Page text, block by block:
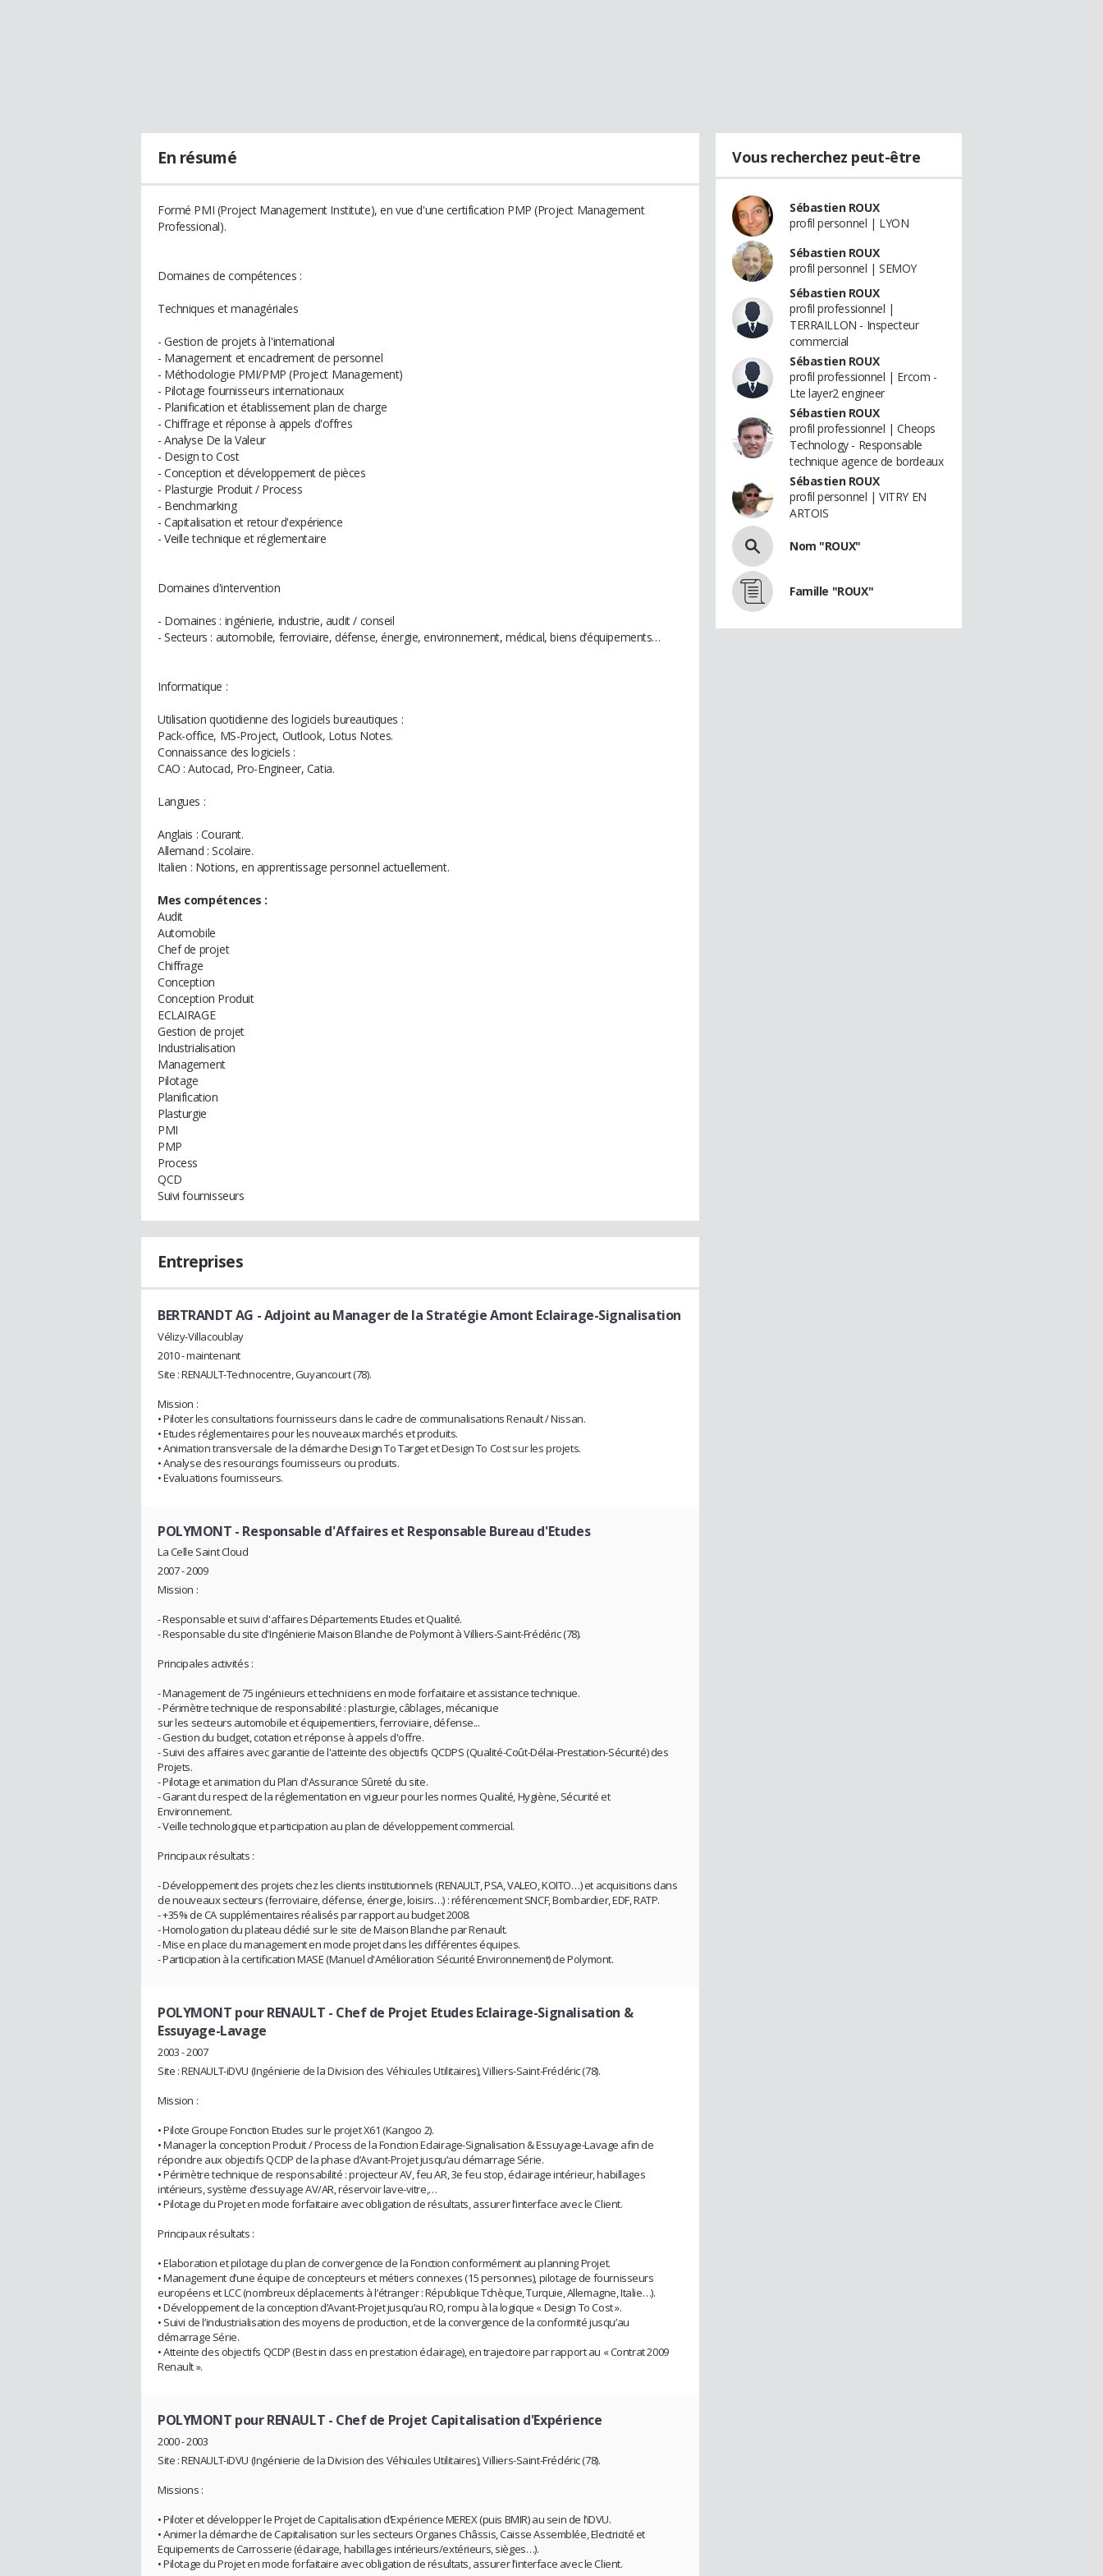
En résumé
Formé PMI (Project Management Institute), en vue d'une certification PMP (Project Management
Professional).
Domaines de compétences :
Techniques et managériales
- Gestion de projets à l'international
- Management et encadrement de personnel
- Méthodologie PMI/PMP (Project Management)
- Pilotage fournisseurs internationaux
- Planification et établissement plan de charge
- Chiffrage et réponse à appels d'offres
- Analyse De la Valeur
- Design to Cost
- Conception et développement de pièces
- Plasturgie Produit / Process
- Benchmarking
- Capitalisation et retour d'expérience
- Veille technique et réglementaire
Domaines d'intervention
- Domaines : ingénierie, industrie, audit / conseil
- Secteurs : automobile, ferroviaire, défense, énergie, environnement, médical, biens d’équipements…
Informatique :
Utilisation quotidienne des logiciels bureautiques :
Pack-office, MS-Project, Outlook, Lotus Notes.
Connaissance des logiciels :
CAO : Autocad, Pro-Engineer, Catia.
Langues :
Anglais : Courant.
Allemand : Scolaire.
Italien : Notions, en apprentissage personnel actuellement.
Mes compétences :
Audit
Automobile
Chef de projet
Chiffrage
Conception
Conception Produit
ECLAIRAGE
Gestion de projet
Industrialisation
Management
Pilotage
Planification
Plasturgie
PMI
PMP
Process
QCD
Suivi fournisseurs
Entreprises
BERTRANDT AG - Adjoint au Manager de la Stratégie Amont Eclairage-Signalisation
Vélizy-Villacoublay
2010 - maintenant
Site : RENAULT-Technocentre, Guyancourt (78).
Mission :
• Piloter les consultations fournisseurs dans le cadre de communalisations Renault / Nissan.
• Etudes réglementaires pour les nouveaux marchés et produits.
• Animation transversale de la démarche Design To Target et Design To Cost sur les projets.
• Analyse des resourcings fournisseurs ou produits.
• Evaluations fournisseurs.
POLYMONT - Responsable d'Affaires et Responsable Bureau d'Etudes
La Celle Saint Cloud
2007 - 2009
Mission :
- Responsable et suivi d'affaires Départements Etudes et Qualité.
- Responsable du site d'Ingénierie Maison Blanche de Polymont à Villiers-Saint-Frédéric (78).
Principales activités :
- Management de 75 ingénieurs et techniciens en mode forfaitaire et assistance technique.
- Périmètre technique de responsabilité : plasturgie, câblages, mécanique
sur les secteurs automobile et équipementiers, ferroviaire, défense...
- Gestion du budget, cotation et réponse à appels d'offre.
- Suivi des affaires avec garantie de l'atteinte des objectifs QCDPS (Qualité-Coût-Délai-Prestation-Sécurité) des
Projets.
- Pilotage et animation du Plan d'Assurance Sûreté du site.
- Garant du respect de la réglementation en vigueur pour les normes Qualité, Hygiène, Sécurité et
Environnement.
- Veille technologique et participation au plan de développement commercial.
Principaux résultats :
- Développement des projets chez les clients institutionnels (RENAULT, PSA, VALEO, KOITO…) et acquisitions dans
de nouveaux secteurs (ferroviaire, défense, énergie, loisirs…) : référencement SNCF, Bombardier, EDF, RATP.
- +35% de CA supplémentaires réalisés par rapport au budget 2008.
- Homologation du plateau dédié sur le site de Maison Blanche par Renault.
- Mise en place du management en mode projet dans les différentes équipes.
- Participation à la certification MASE (Manuel d'Amélioration Sécurité Environnement) de Polymont.
POLYMONT pour RENAULT - Chef de Projet Etudes Eclairage-Signalisation &
Essuyage-Lavage
2003 - 2007
Site : RENAULT-iDVU (Ingénierie de la Division des Véhicules Utilitaires), Villiers-Saint-Frédéric (78).
Mission :
• Pilote Groupe Fonction Etudes sur le projet X61 (Kangoo 2).
• Manager la conception Produit / Process de la Fonction Eclairage-Signalisation & Essuyage-Lavage afin de
répondre aux objectifs QCDP de la phase d’Avant-Projet jusqu’au démarrage Série.
• Périmètre technique de responsabilité : projecteur AV, feu AR, 3e feu stop, éclairage intérieur, habillages
intérieurs, système d’essuyage AV/AR, réservoir lave-vitre,…
• Pilotage du Projet en mode forfaitaire avec obligation de résultats, assurer l’interface avec le Client.
Principaux résultats :
• Elaboration et pilotage du plan de convergence de la Fonction conformément au planning Projet.
• Management d’une équipe de concepteurs et métiers connexes (15 personnes), pilotage de fournisseurs
européens et LCC (nombreux déplacements à l’étranger : République Tchèque, Turquie, Allemagne, Italie…).
• Développement de la conception d’Avant-Projet jusqu’au RO, rompu à la logique « Design To Cost ».
• Suivi de l’industrialisation des moyens de production, et de la convergence de la conformité jusqu’au
démarrage Série.
• Atteinte des objectifs QCDP (Best in class en prestation éclairage), en trajectoire par rapport au « Contrat 2009
Renault ».
POLYMONT pour RENAULT - Chef de Projet Capitalisation d'Expérience
2000 - 2003
Site : RENAULT-iDVU (Ingénierie de la Division des Véhicules Utilitaires), Villiers-Saint-Frédéric (78).
Missions :
• Piloter et développer le Projet de Capitalisation d’Expérience MEREX (puis BMIR) au sein de l’iDVU.
• Animer la démarche de Capitalisation sur les secteurs Organes Châssis, Caisse Assemblée, Electricité et
Equipements de Carrosserie (éclairage, habillages intérieurs/extérieurs, sièges…).
• Pilotage du Projet en mode forfaitaire avec obligation de résultats, assurer l’interface avec le Client.
Vous recherchez peut-être
Sébastien ROUX
profil personnel | LYON
Sébastien ROUX
profil personnel | SEMOY
Sébastien ROUX
profil professionnel |
TERRAILLON - Inspecteur
commercial
Sébastien ROUX
profil professionnel | Ercom -
Lte layer2 engineer
Sébastien ROUX
profil professionnel | Cheops
Technology - Responsable
technique agence de bordeaux
Sébastien ROUX
profil personnel | VITRY EN
ARTOIS
Nom "ROUX"
Famille "ROUX"